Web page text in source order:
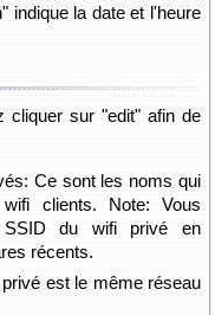
indique la date et l'heure
cliquer sur "edit" afin de
Ce sont les noms qui
clients. Note: Vous
SSID du wifi privé en
récents.
est le même réseau